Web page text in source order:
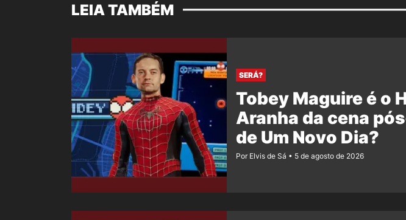
LEIA TAMBÉM
SERÁ?
Tobey Maguire é o
Aranha da cena
de Um Novo Dia?
Por Elvis de Sá 5 de agosto de 2026